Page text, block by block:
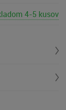
4-5 kusov